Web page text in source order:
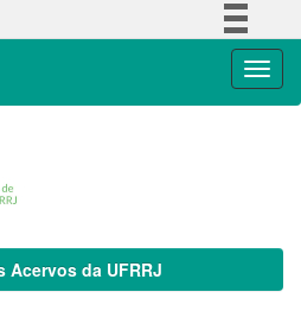
da UFRRJ